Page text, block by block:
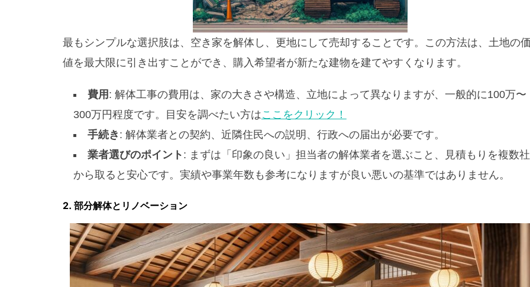
最もシンプルな選択肢は、空き家を解体し、更地にして売却することです。この方法は、土地の
値を最大限に引き出すことができ、購入希望者が新たな建物を建てやすくなります。
費用 : 解体工事の費用は、家の大きさや構造、立地によって異なりますが、一般的に100万〜
300万円程度です。目安を調べたい方はここをクリック！
手続き : 解体業者との契約、近隣住民への説明、行政への届出が必要です。
業者選びのポイント : まずは「印象の良い」担当者の解体業者を選ぶこと、見積もりを複数社
から取ると安心です。実績や事業年数も参考になりますが良い悪いの基準ではありません。
2. 部分解体とリノベーション